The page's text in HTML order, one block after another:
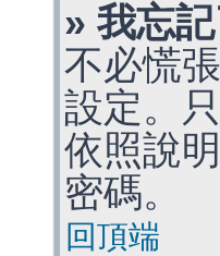
» 我忘
不必慌
設定。
依照說
密碼。
回頂端